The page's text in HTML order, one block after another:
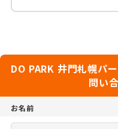
DO PARK 井門札幌パ
問い
お名前